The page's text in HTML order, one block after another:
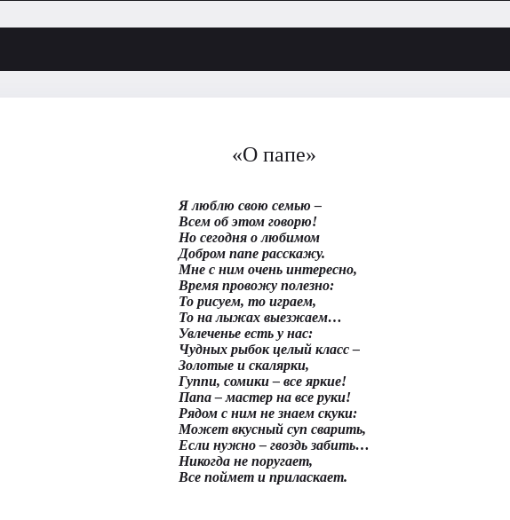
«О папе»
Я люблю свою семью –
Всем об этом говорю!
Но сегодня о любимом
Добром папе расскажу.
Мне с ним очень интересно,
Время провожу полезно:
То рисуем, то играем,
То на лыжах выезжаем…
Увлеченье есть у нас:
Чудных рыбок целый класс –
Золотые и скалярки,
Гуппи, сомики – все яркие!
Папа – мастер на все руки!
Рядом с ним не знаем скуки:
Может вкусный суп сварить,
Если нужно – гвоздь забить…
Никогда не поругает,
Все поймет и приласкает.